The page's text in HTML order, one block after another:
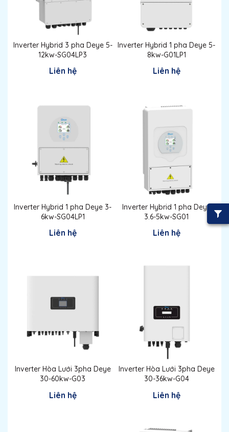
Inverter Hybrid 3 pha Deye 5-
12kw-SG04LP3
Liên hệ
Inverter Hybrid 1 pha Deye 5-
8kw-G01LP1
Liên hệ
Inverter Hybrid 1 pha Deye 3-
6kw-SG04LP1
Liên hệ
Inverter Hybrid 1 pha Deye
3.6-5kw-SG01
Liên hệ
Inverter Hòa Lưới 3pha Deye
30-60kw-G03
Liên hệ
Inverter Hòa Lưới 3pha Deye
30-36kw-G04
Liên hệ